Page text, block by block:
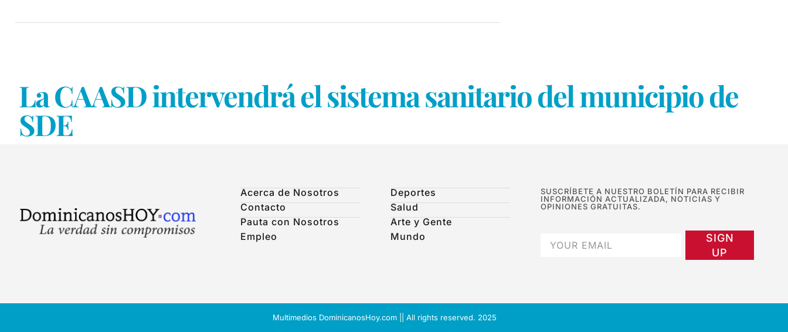
La CAASD intervendrá el sistema sanitario del municipio de
SDE
Acerca de Nosotros
Contacto
Pauta con Nosotros
Empleo
Deportes
Salud
Arte y Gente
Mundo
SUSCRÍBETE A NUESTRO BOLETÍN PARA RECIBIR
INFORMACIÓN ACTUALIZADA, NOTICIAS Y
OPINIONES GRATUITAS.
SIGN
UP
Multimedios DominicanosHoy.com || All rights reserved. 2025